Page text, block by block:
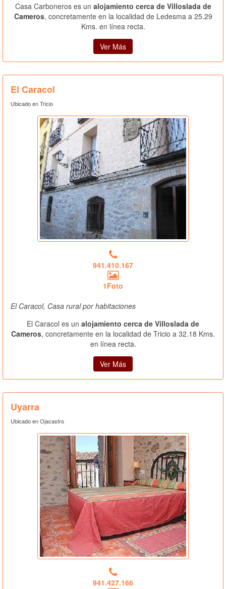
Casa Carboneros es un alojamiento cerca de Villoslada de
Cameros, concretamente en la localidad de Ledesma a 25.29
Kms. en línea recta.
Ver Más
El Caracol
Ubicado en Tricio
941.410.167
1Foto
El Caracol, Casa rural por habitaciones
El Caracol es un alojamiento cerca de Villoslada de
Cameros, concretamente en la localidad de Tricio a 32.18 Kms.
en línea recta.
Ver Más
Uyarra
Ubicado en Ojacastro
941.427.166